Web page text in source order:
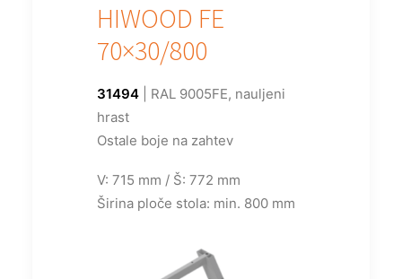
HIWOOD FE
70×30/800
31494 | RAL 9005FE, nauljeni
hrast
Ostale boje na zahtev
V: 715 mm / Š: 772 mm
Širina ploče stola: min. 800 mm